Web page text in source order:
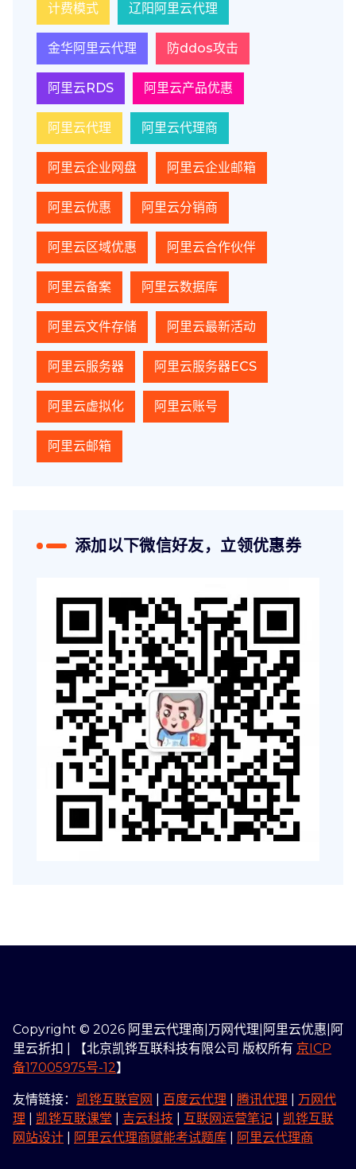
计费模式 辽阳阿里云代理
金华阿里云代理 防ddos攻击
阿里云RDS 阿里云产品优惠
阿里云代理 阿里云代理商
阿里云企业网盘 阿里云企业邮箱
阿里云优惠 阿里云分销商
阿里云区域优惠 阿里云合作伙伴
阿里云备案 阿里云数据库
阿里云文件存储 阿里云最新活动
阿里云服务器 阿里云服务器ECS
阿里云虚拟化 阿里云账号
阿里云邮箱
添加以下微信好友，立领优惠券
Copyright © 2026 阿里云代理商|万网代理|阿里云优惠|阿
里云折扣 | 【北京凯铧互联科技有限公司 版权所有 京ICP
备17005975号-12】
友情链接： 凯铧互联官网 百度云代理 腾讯代理
万网代
理
凯铧互联课堂 吉云科技 互联网运营笔记
凯铧互联
网站设计
阿里云代理商赋能考试题库 阿里云代理商